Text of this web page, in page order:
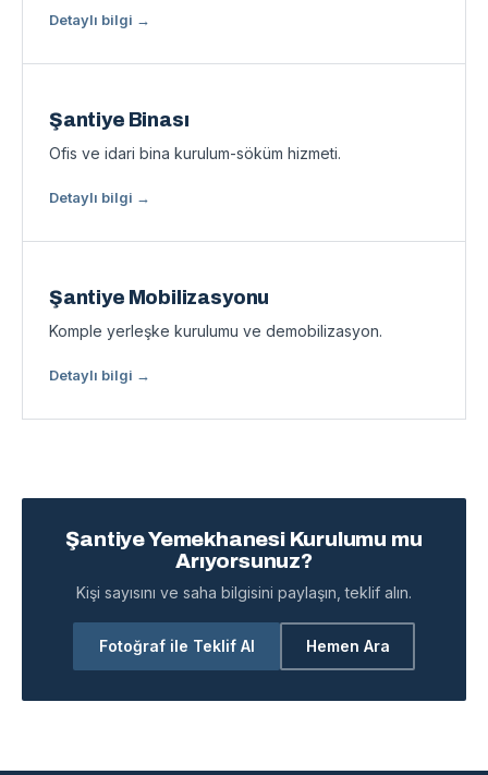
Detaylı bilgi →
Şantiye Binası
Ofis ve idari bina kurulum-söküm hizmeti.
Detaylı bilgi →
Şantiye Mobilizasyonu
Komple yerleşke kurulumu ve demobilizasyon.
Detaylı bilgi →
Şantiye Yemekhanesi Kurulumu mu
Arıyorsunuz?
Kişi sayısını ve saha bilgisini paylaşın, teklif alın.
Fotoğraf ile Teklif Al Hemen Ara